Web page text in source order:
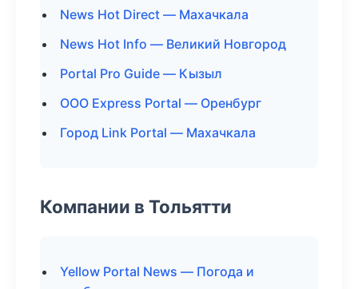
News Hot Direct — Махачкала
News Hot Info — Великий Новгород
Portal Pro Guide — Кызыл
ООО Express Portal — Оренбург
Город Link Portal — Махачкала
Компании в Тольятти
Yellow Portal News — Погода и